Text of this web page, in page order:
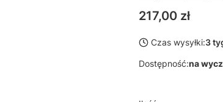
Cena
217,00 zł
Czas wysyłki:3
Dostępność:na